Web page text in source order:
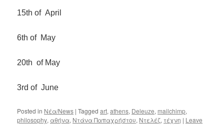
15th of April
6th of May
20th of May
3rd of June
Posted in Νέα/News |Tagged art,athens, Deleuze, mailchimp,
philosophy, αθήνα, Ντάνα Παπαχρήστου, Ντελέζ, τέχνη | Leave